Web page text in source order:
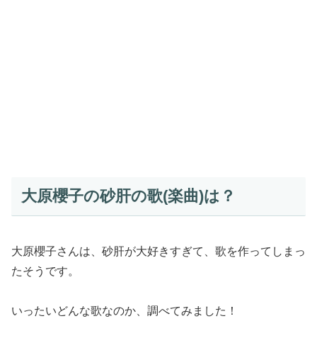
大原櫻子の砂肝の歌(楽曲)は？
大原櫻子さんは、砂肝が大好きすぎて、歌を作ってしまっ
たそうです。
いったいどんな歌なのか、調べてみました！